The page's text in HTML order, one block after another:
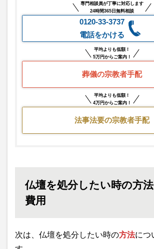
専門相談員が丁寧に対応します
24時間365日無料相談
0120-33-3737
電話をかける
平均よりも低額！
5万円からご案内！
葬儀の宗教者手配
平均よりも低額！
4万円からご案内！
法事法要の宗教者手配
仏壇を処分したい時の方
費用
次は、仏壇を処分したい時の方法につ